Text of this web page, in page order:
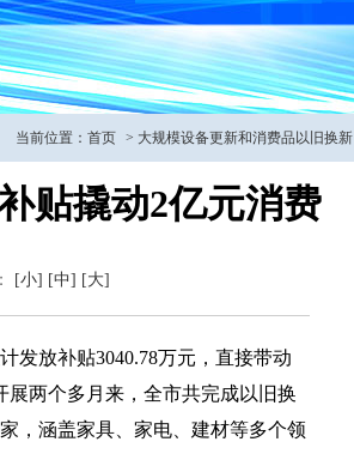
当前位置： 首页 > 大规模设备更新和消费品以旧换新
贴撬动2亿元消费
[小] [中] [大]
发放补贴3040.78万元，直接带动
两个多月来，全市共完成以旧换
，涵盖家具、家电、建材等多个领